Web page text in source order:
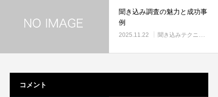
聞き込み調査の魅力と成功事
例
2025.11.22 聞き込みテクニック
コメント